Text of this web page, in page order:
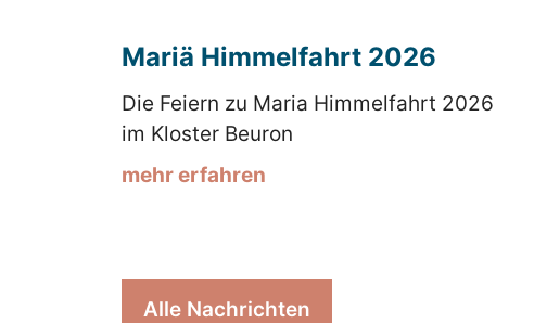
Mariä Himmelfahrt 2026
Die Feiern zu Maria Himmelfahrt 2026
im Kloster Beuron
mehr erfahren
Alle Nachrichten